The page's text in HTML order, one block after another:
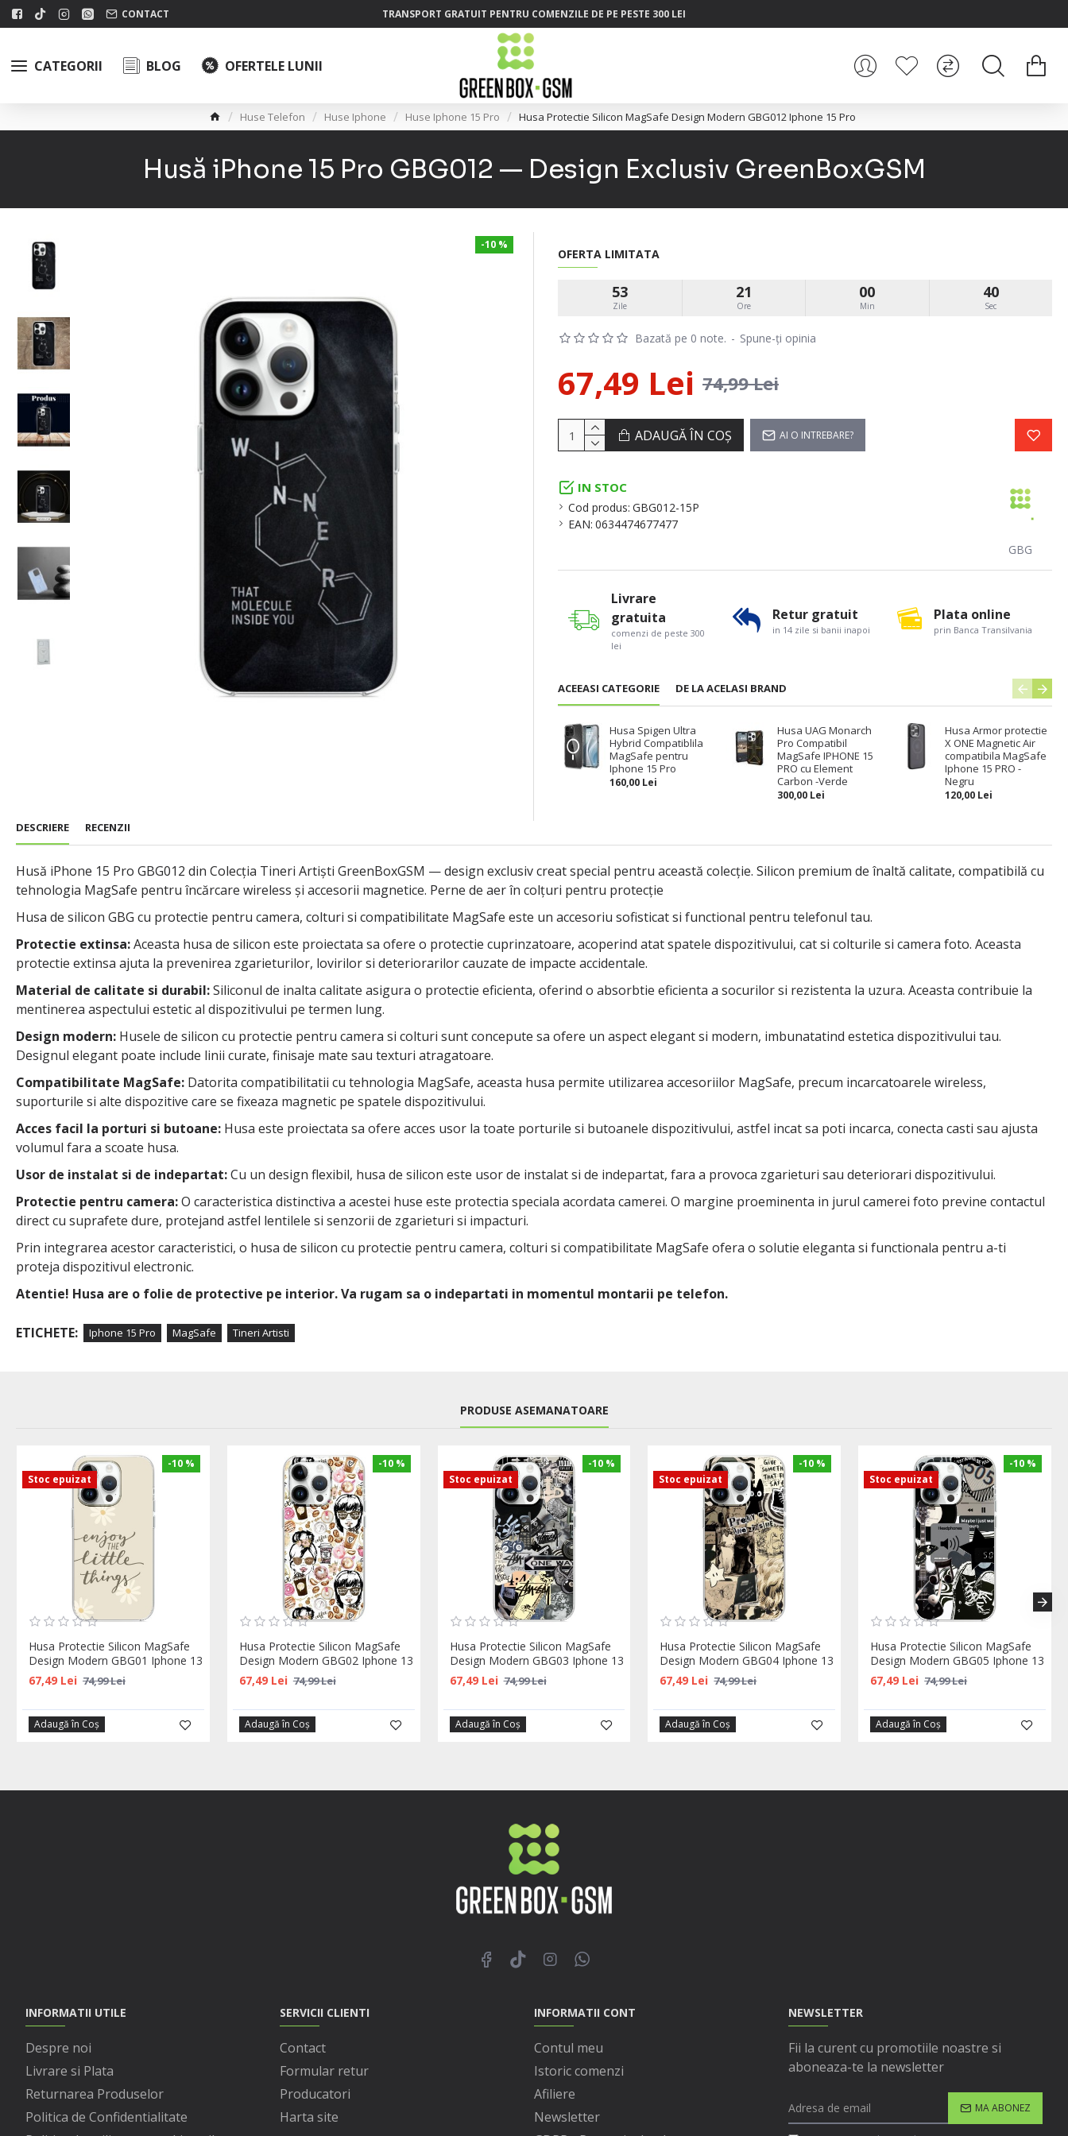
CONTACT TRANSPORT GRATUIT PENTRU COMENZILE DE PE PESTE 300 LEI
CATEGORII BLOG OFERTELE LUNII
Huse Telefon Huse Iphone Huse Iphone 15 Pro Husa Protectie Silicon MagSafe Design Modern GBG012 Iphone 15 Pro
Husă iPhone 15 Pro GBG012 — Design Exclusiv GreenBoxGSM
-10 %
IN STOC
Cod produs: GBG012-15P
EAN: 0634474677477
GBG
Bazată pe 0 note. - Spune-ţi opinia
OFERTA LIMITATA
53
Zile
21
Ore
00
Min
40
Sec
67,49 Lei 74,99 Lei
ADAUGĂ ÎN COŞ AI O INTREBARE?
ACEEASI CATEGORIE DE LA ACELASI BRAND
Husa Spigen Ultra
Hybrid Compatiblila
MagSafe pentru
Iphone 15 Pro
160,00 Lei
Husa UAG Monarch
Pro Compatibil
MagSafe IPHONE 15
PRO cu Element
Carbon -Verde
300,00 Lei
Husa Armor protectie
X ONE Magnetic Air
compatibila MagSafe
Iphone 15 PRO -
Negru
120,00 Lei
Livrare
gratuita
comenzi de peste 300
lei
Retur gratuit
in 14 zile si banii inapoi
Plata online
prin Banca Transilvania
DESCRIERE RECENZII
Husă iPhone 15 Pro GBG012 din Colecția Tineri Artiști GreenBoxGSM — design exclusiv creat special pentru această colecție. Silicon premium de înaltă calitate, compatibilă cu
tehnologia MagSafe pentru încărcare wireless și accesorii magnetice. Perne de aer în colțuri pentru protecție
Husa de silicon GBG cu protectie pentru camera, colturi si compatibilitate MagSafe este un accesoriu sofisticat si functional pentru telefonul tau.
Protectie extinsa:Aceasta husa de silicon este proiectata sa ofere o protectie cuprinzatoare, acoperind atat spatele dispozitivului, cat si colturile si camera foto. Aceasta
protectie extinsa ajuta la prevenirea zgarieturilor, lovirilor si deteriorarilor cauzate de impacte accidentale.
Material de calitate si durabil:Siliconul de inalta calitate asigura o protectie eficienta, oferind o absorbtie eficienta a socurilor si rezistenta la uzura. Aceasta contribuie la
mentinerea aspectului estetic al dispozitivului pe termen lung.
Design modern: Husele de silicon cu protectie pentru camera si colturi sunt concepute sa ofere un aspect elegant si modern, imbunatatind estetica dispozitivului tau.
Designul elegant poate include linii curate, finisaje mate sau texturi atragatoare.
Compatibilitate MagSafe: Datorita compatibilitatii cu tehnologia MagSafe, aceasta husa permite utilizarea accesoriilor MagSafe, precum incarcatoarele wireless,
suporturile si alte dispozitive care se fixeaza magnetic pe spatele dispozitivului.
Acces facil la porturi si butoane: Husa este proiectata sa ofere acces usor la toate porturile si butoanele dispozitivului, astfel incat sa poti incarca, conecta casti sau ajusta
volumul fara a scoate husa.
Usor de instalat si de indepartat:Cu un design flexibil, husa de silicon este usor de instalat si de indepartat, fara a provoca zgarieturi sau deteriorari dispozitivului.
Protectie pentru camera:O caracteristica distinctiva a acestei huse este protectia speciala acordata camerei. O margine proeminenta in jurul camerei foto previne contactul
direct cu suprafete dure, protejand astfel lentilele si senzorii de zgarieturi si impacturi.
Prin integrarea acestor caracteristici, o husa de silicon cu protectie pentru camera, colturi si compatibilitate MagSafe ofera o solutie eleganta si functionala pentru a-ti
proteja dispozitivul electronic.
Atentie! Husa are o folie de protective pe interior. Va rugam sa o indepartati in momentul montarii pe telefon.
ETICHETE: Iphone 15 Pro MagSafe Tineri Artisti
PRODUSE ASEMANATOARE
-10 %
Stoc epuizat
Husa Protectie Silicon MagSafe
Design Modern GBG01 Iphone 13
67,49 Lei 74,99 Lei
Adaugă în Coş
-10 %
Husa Protectie Silicon MagSafe
Design Modern GBG02 Iphone 13
67,49 Lei 74,99 Lei
Adaugă în Coş
-10 %
Stoc epuizat
Husa Protectie Silicon MagSafe
Design Modern GBG03 Iphone 13
67,49 Lei 74,99 Lei
Adaugă în Coş
-10 %
Stoc epuizat
Husa Protectie Silicon MagSafe
Design Modern GBG04 Iphone 13
67,49 Lei 74,99 Lei
Adaugă în Coş
-10 %
Stoc epuizat
Husa Protectie Silicon MagSafe
Design Modern GBG05 Iphone 13
67,49 Lei 74,99 Lei
Adaugă în Coş
INFORMATII UTILE
Despre noi
Livrare si Plata
Returnarea Produselor
Politica de Confidentialitate
SERVICII CLIENTI
Contact
Formular retur
Producatori
Harta site
INFORMATII CONT
Contul meu
Istoric comenzi
Afiliere
Newsletter
NEWSLETTER
Fii la curent cu promotiile noastre si
aboneaza-te la newsletter
MA ABONEZ